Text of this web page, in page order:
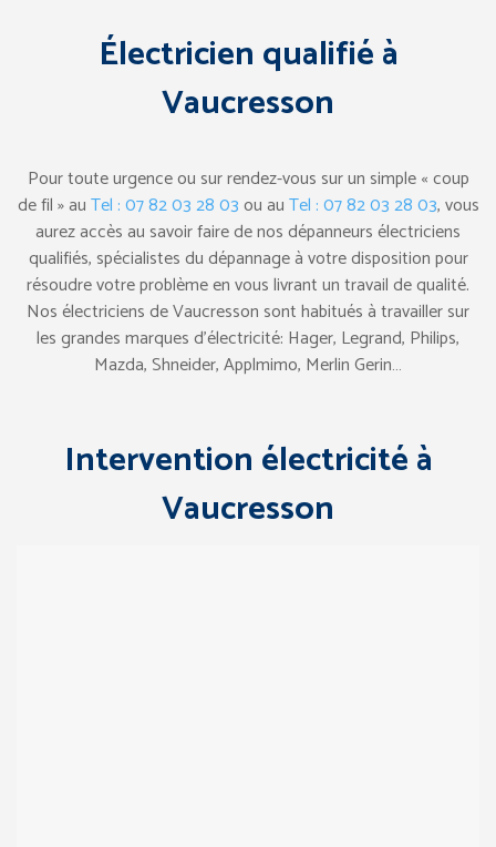
Électricien qualifié à
Vaucresson
Pour toute urgence ou sur rendez-vous sur un simple « coup
de fil » auTel : 07 82 03 28 03ou auTel : 07 82 03 28 03, vous
aurez accès au savoir faire de nos dépanneurs électriciens
qualifiés, spécialistes du dépannage à votre disposition pour
résoudre votre problème en vous livrant un travail de qualité.
Nos électriciens de Vaucresson sont habitués à travailler sur
les grandes marques d’électricité: Hager, Legrand, Philips,
Mazda, Shneider, Applmimo, Merlin Gerin…
Intervention électricité à
Vaucresson